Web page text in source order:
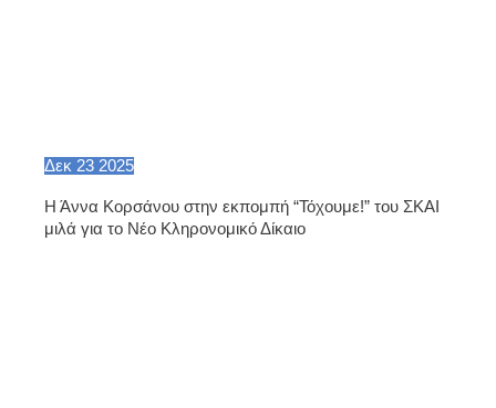
Δεκ 23 2025
Η Άννα Κορσάνου στην εκπομπή “Τόχουμε!” του ΣΚΑΙ
μιλά για το Νέο Κληρονομικό Δίκαιο